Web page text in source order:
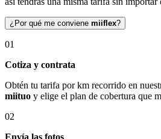
¿Por qué me conviene miiflex?
01
Cotiza y contrata
Obtén tu tarifa por km recorrido en
miituo y elige el plan de cobertura que
02
Envía las fotos